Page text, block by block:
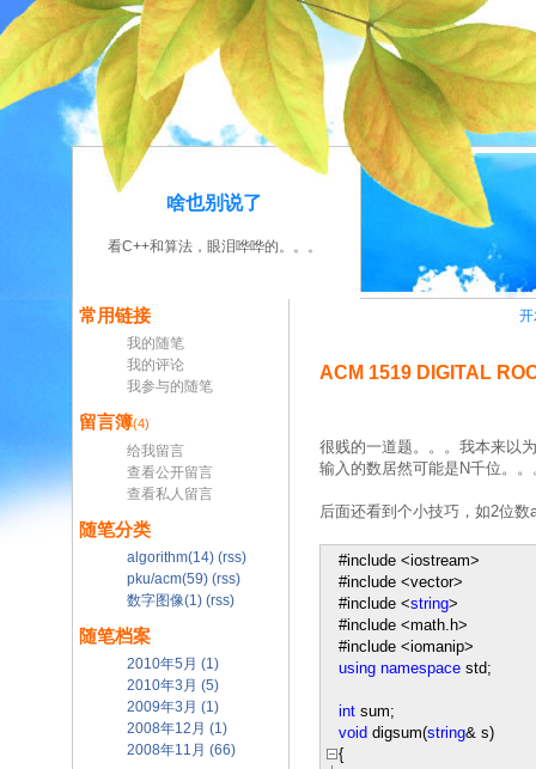
啥也别说了
看C++和算法，眼泪哗哗的。。。
常用链接
我的随笔
我的评论
我参与的随笔
留言簿(4)
给我留言
查看公开留言
查看私人留言
随笔分类
algorithm(14) (rss)
pku/acm(59) (rss)
数字图像(1) (rss)
随笔档案
2010年5月 (1)
2010年3月 (5)
2009年3月 (1)
2008年12月 (1)
2008年11月 (66)
ACM 1519 DIGITAL
很贱的一道题。。。我本来以
输入的数居然可能是N千位。
后面还看到个小技巧，如2位
#include <iostream>
#include <vector>
#include <string>
#include <math.h>
#include <iomanip>
using namespace std;
int sum;
void digsum(string& s)
{